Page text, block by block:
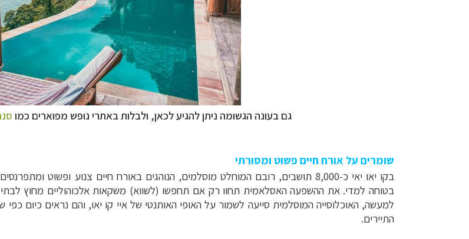
גם בעונה הגשומה ניתן להגיע לכאן, ולבלות באתרי נופש מפוארים כמו
שומרים על אורח חיים פשוט ומסורתי
בקו יאו יאי כ-8,000 תושבים, רובם המוחלט מוסלמים, הנוהגים באורח חיים צנוע ופשוט
בטוחה למדי. את ההשפעה האסלאמית תחוו רק אם תחפשו (לשווא) משקאות אלכוהוליים מחוץ
למעשה, האוכלוסייה המוסלמית סייעה לשמור על האופי האותנטי של איי קו יאו, והם נראים כיום
התיירים.